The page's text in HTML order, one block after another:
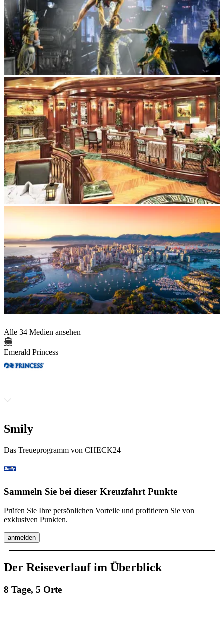
Alle 34 Medien ansehen
Emerald Princess
Smily
Das Treueprogramm von CHECK24
Sammeln Sie bei dieser Kreuzfahrt Punkte
Prüfen Sie Ihre persönlichen Vorteile und profitieren Sie von
exklusiven Punkten.
anmelden
Der Reiseverlauf im Überblick
8 Tage, 5 Orte